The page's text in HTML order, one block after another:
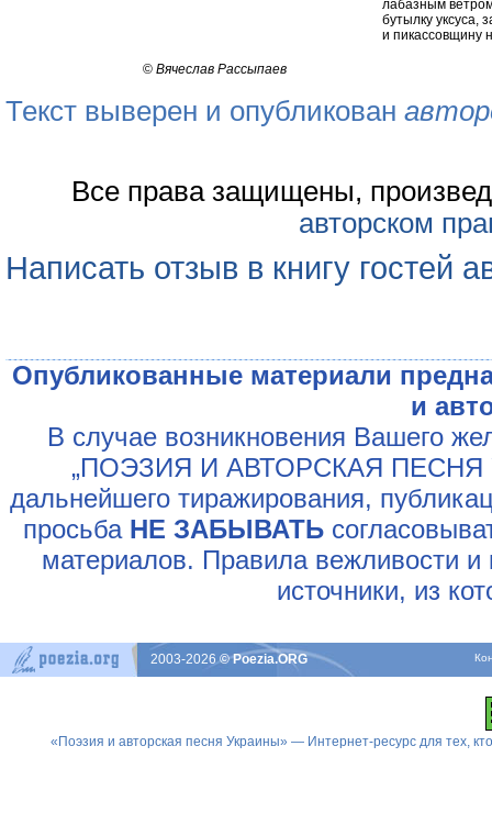
лабазным
бутылку уксуса,
и пикассовщину
© Вячеслав Рассыпаев
Текст выверен и опубликован
Все права защищены,
авторском
Написать отзыв в книгу гостей
Опубликованные материали
и
В случае возникновения Вашего
„ПОЭЗИЯ И АВТОРСКАЯ ПЕСНЯ
дальнейшего тиражирования,
просьба НЕ ЗАБЫВАТЬ
материалов. Правила вежливости и
источники, из
2003-2026© Poezia.ORG
«Поэзия и авторская песня Украины» — Интернет-ресурс для тех,